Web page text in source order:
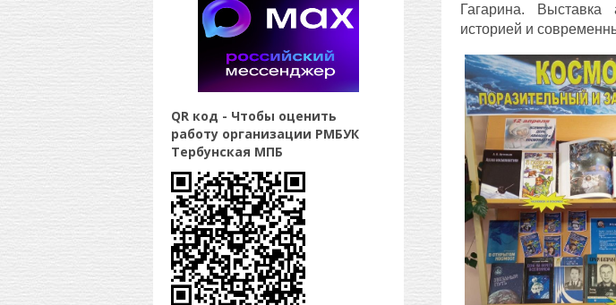
Гагарина. Выставка
историей и
QR код - Чтобы оценить
работу организации РМБУК
Тербунская МПБ